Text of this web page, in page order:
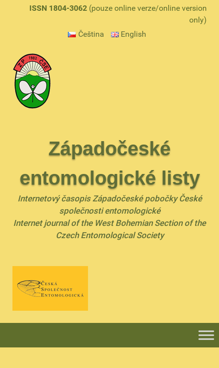
ISSN 1804-3062 (pouze online verze/online version
only)
Čeština
English
Západočeské
entomologické listy
Internetový časopis Západočeské pobočky České
společnosti entomologické
Internet journal of the West Bohemian Section of the
Czech Entomological Society